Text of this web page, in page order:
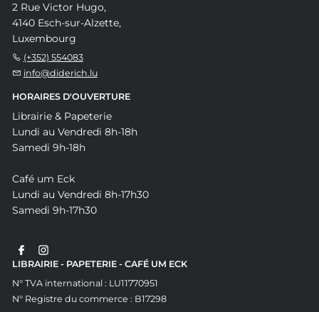
2 Rue Victor Hugo,
4140 Esch-sur-Alzette,
Luxembourg
(+352) 554083
info@diderich.lu
HORAIRES D'OUVERTURE
Librairie & Papeterie
Lundi au Vendredi 8h-18h
Samedi 9h-18h
Café um Eck
Lundi au Vendredi 8h-17h30
Samedi 9h-17h30
LIBRAIRIE - PAPETERIE - CAFÉ UM ECK
N° TVA international : LU11770951
N° Registre du commerce : B17298